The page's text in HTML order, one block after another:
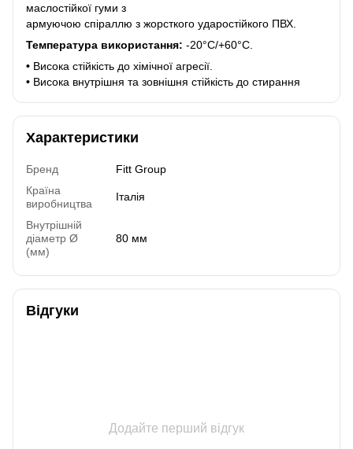
маслостійкої гуми з
армуючою спіраллю з жорсткого ударостійкого ПВХ.
Температура використання: -20°C/+60°C.
• Висока стійкість до хімічної агресії.
• Висока внутрішня та зовнішня стійкість до стирання
Характеристики
Бренд
Fitt Group
Країна
виробництва
Італія
Внутрішній
діаметр Ø
(мм)
80 мм
Відгуки
Додайте перший відгук